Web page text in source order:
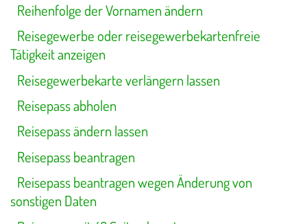
Reihenfolge der Vornamen ändern
Reisegewerbe oder reisegewerbekartenfreie
Tätigkeit anzeigen
Reisegewerbekarte verlängern lassen
Reisepass abholen
Reisepass ändern lassen
Reisepass beantragen
Reisepass beantragen wegen Änderung von
sonstigen Daten